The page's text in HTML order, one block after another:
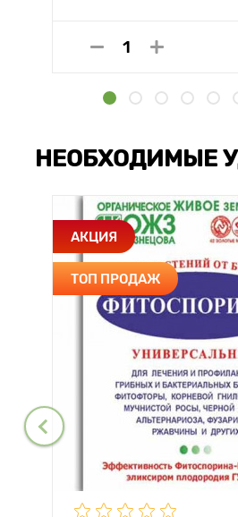
НЕОБХОДИМЫЕ
АКЦИЯ
ТОП ПРОДАЖ